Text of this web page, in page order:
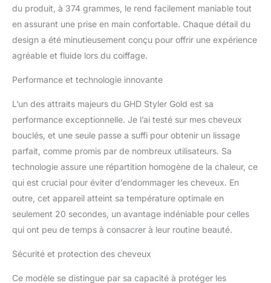
du produit, à 374 grammes, le rend facilement maniable tout
en assurant une prise en main confortable. Chaque détail du
design a été minutieusement conçu pour offrir une expérience
agréable et fluide lors du coiffage.
Performance et technologie innovante
L’un des attraits majeurs du GHD Styler Gold est sa
performance exceptionnelle. Je l’ai testé sur mes cheveux
bouclés, et une seule passe a suffi pour obtenir un lissage
parfait, comme promis par de nombreux utilisateurs. Sa
technologie assure une répartition homogène de la chaleur, ce
qui est crucial pour éviter d’endommager les cheveux. En
outre, cet appareil atteint sa température optimale en
seulement 20 secondes, un avantage indéniable pour celles
qui ont peu de temps à consacrer à leur routine beauté.
Sécurité et protection des cheveux
Ce modèle se distingue par sa capacité à protéger les